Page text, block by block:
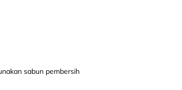
sabun pembersih